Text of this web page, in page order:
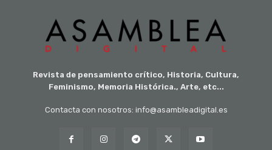
Revista de pensamiento crítico, Historia, Cultura,
Feminismo, Memoria Histórica., Arte, etc...
Contacta con nosotros: info@asambleadigital.es